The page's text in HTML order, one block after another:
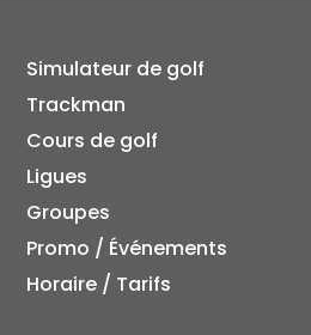
Simulateur de golf
Trackman
Cours de golf
Ligues
Groupes
Promo / Événements
Horaire / Tarifs